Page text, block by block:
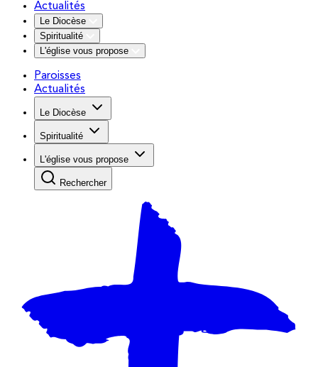
Actualités
Le Diocèse
Spiritualité
L'église vous propose
Paroisses
Actualités
Le Diocèse
Spiritualité
L'église vous propose
Rechercher